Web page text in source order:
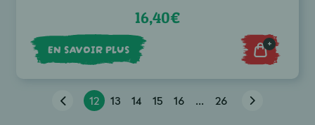
16,40€
EN SAVOIR PLUS +
12 13 14 15 16 ... 26